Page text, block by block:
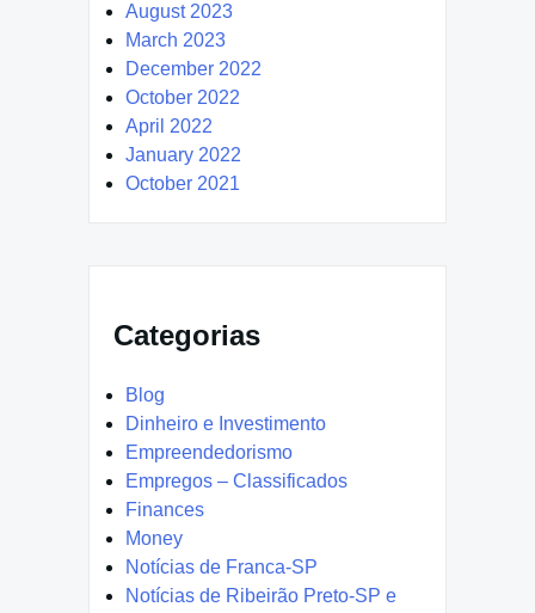
August 2023
March 2023
December 2022
October 2022
April 2022
January 2022
October 2021
Categorias
Blog
Dinheiro e Investimento
Empreendedorismo
Empregos – Classificados
Finances
Money
Notícias de Franca-SP
Notícias de Ribeirão Preto-SP e